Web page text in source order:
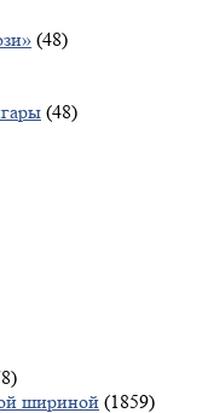
(48)
(48)
шириной (1859)